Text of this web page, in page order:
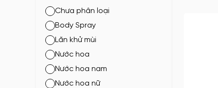
Chưa phân loại
Body Spray
Lăn khử mùi
Nước hoa
Nước hoa nam
Nước hoa nữ